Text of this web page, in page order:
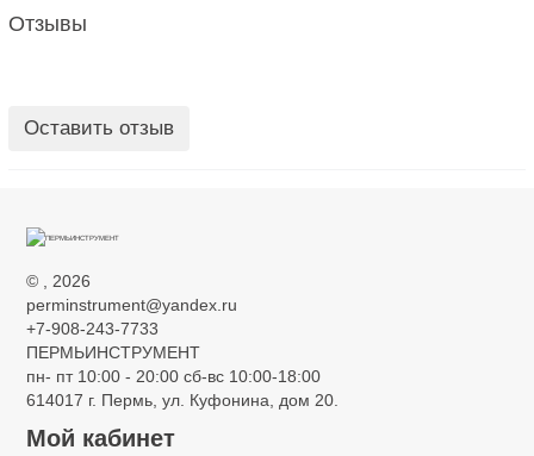
Отзывы
Оставить отзыв
©
, 2026
perminstrument@yandex.ru
+7-908-243-7733
ПЕРМЬИНСТРУМЕНТ
пн- пт 10:00 - 20:00 сб-вс 10:00-18:00
614017 г. Пермь, ул. Куфонина, дом 20.
Мой кабинет